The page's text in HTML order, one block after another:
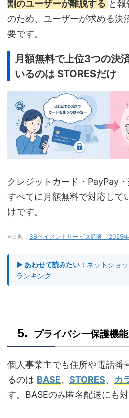
割のユーザーが離脱する と
のため、ユーザーが求める決
要です。
月額無料で上位3つの決
いるのは STORESだけ
クレジットカード・PayPay
すべてに月額無料で対応して
けです。
※出典： SBペイメントサービス調査（2025年
▶ あわせて読みたい： ネットショ
ランキング
プライバシー保護機
個人事業主でも住所や電話番
るのは BASE、 STORES、 カ
す。BASEのみ匿名配送にも対